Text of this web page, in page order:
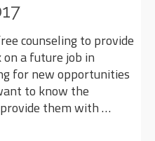
counseling to provide
a future job in
for new opportunities
to know the
them with …